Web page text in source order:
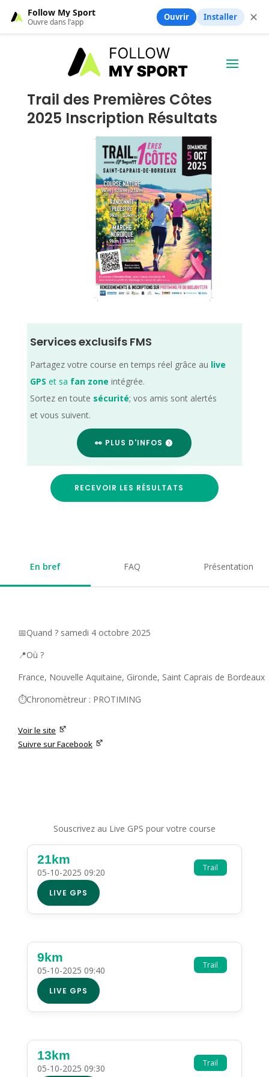
Trail des Premières Côtes
2025 Inscription Résultats
Services exclusifs FMS
Partagez votre course en temps réel grâce au live
GPS et sa fan zone intégrée.
Sortez en toute sécurité; vos amis sont alertés
et vous suivent.
👀 PLUS D'INFOS
RECEVOIR LES RÉSULTATS
En bref FAQ Présentation
📅Quand ? samedi 4 octobre 2025
📍Où ?
France, Nouvelle Aquitaine, Gironde, Saint Caprais de Bordeaux
⏱️Chronomètreur : PROTIMING
Voir le site
Suivre sur Facebook
Souscrivez au Live GPS pour votre course
Trail
21km
05-10-2025 09:20
LIVE GPS
Trail
9km
05-10-2025 09:40
LIVE GPS
Trail
13km
05-10-2025 09:30
Follow My Sport
Ouvre dans l’app Ouvrir Installer ✕